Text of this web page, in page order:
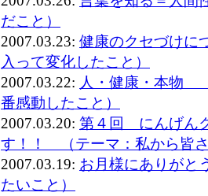
だこと）
2007.03.23: 健康のクセづけに
入って変化したこと）
2007.03.22: 人・健康・本物
番感動したこと）
2007.03.20: 第４回 にんげん
す！！ （テーマ：私から皆
2007.03.19: お月様にありが
たいこと）